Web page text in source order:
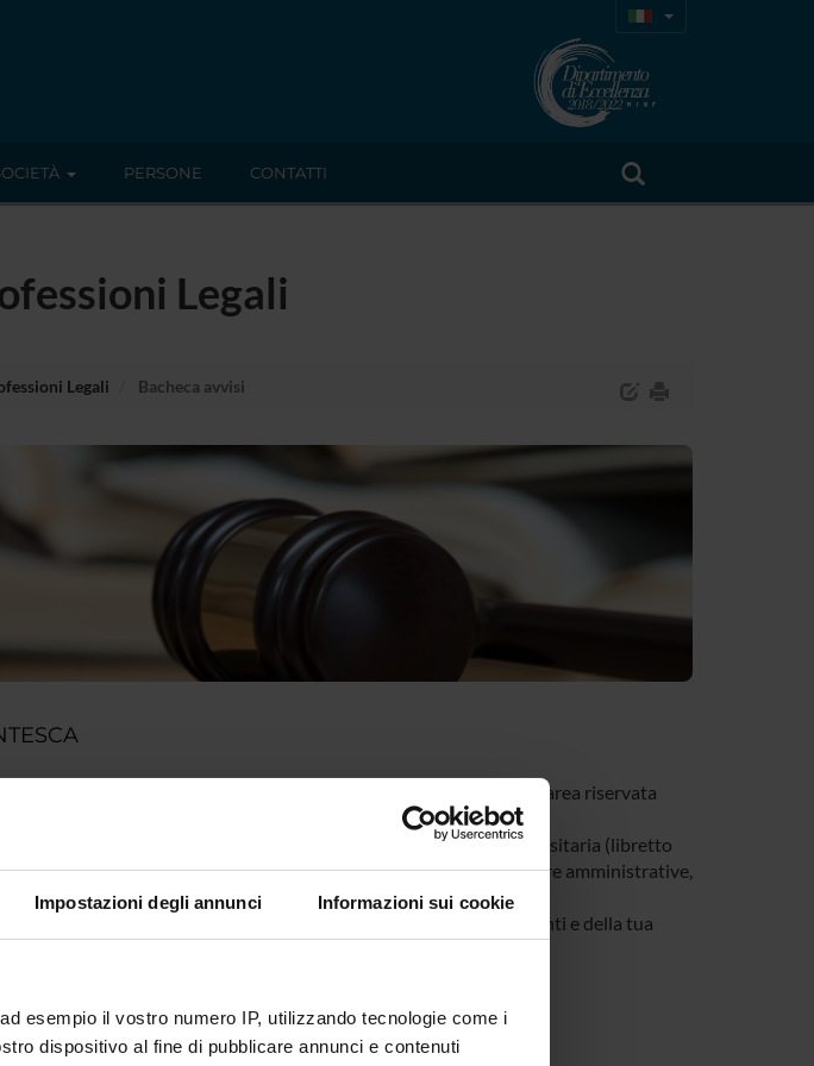
Impostazioni degli annunci Informazioni sui cookie
esempio il vostro numero IP, utilizzando tecnologie come i
dispositivo al fine di pubblicare annunci e contenuti
PERSONE CONTATTI
Legali
Legali Bacheca avvisi
puoi consultare tutti gli avvisi relativi al tuo corso di studi nella tua area riservata
risorse e servizi utili che riguardano la tua carriera universitaria (libretto
e-learning, email istituzionale, modulistica di segreteria, procedure amministrative,
GIA: solo così potrai ricevere notifica di tutti gli avvisi dei tuoi docenti e della tua